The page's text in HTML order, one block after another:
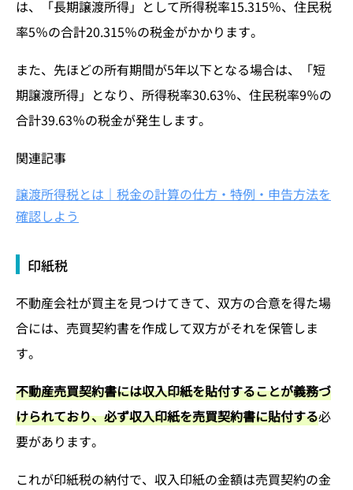
は、「長期譲渡所得」として所得税率15.315％、住民税
率5％の合計20.315％の税金がかかります。
また、先ほどの所有期間が5年以下となる場合は、「短
期譲渡所得」となり、所得税率30.63％、住民税率9％の
合計39.63％の税金が発生します。
関連記事
譲渡所得税とは｜税金の計算の仕方・特例・申告方法を
確認しよう
印紙税
不動産会社が買主を見つけてきて、双方の合意を得た場
合には、売買契約書を作成して双方がそれを保管しま
す。
不動産売買契約書には収入印紙を貼付することが義務づ
けられており、必ず収入印紙を売買契約書に貼付する必
要があります。
これが印紙税の納付で、収入印紙の金額は売買契約の金